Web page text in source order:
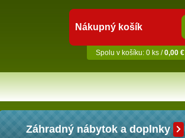
Nákupný košík
Spolu v košíku: 0 ks /0,00 €
Záhradný nábytok a doplnky